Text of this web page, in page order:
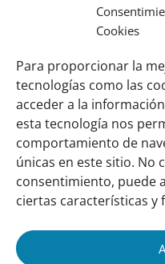
Cookies
Para proporcionar la
tecnologías como las
acceder a la
esta tecnología nos
comportamiento de
únicas en este sitio. No
consentimiento, puede
ciertas características y
anos.
Links
importantes
Sobre
Misión